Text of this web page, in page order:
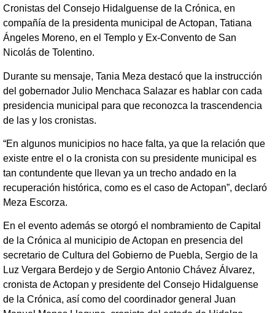
Cronistas del Consejo Hidalguense de la Crónica, en
compañía de la presidenta municipal de Actopan, Tatiana
Ángeles Moreno, en el Templo y Ex-Convento de San
Nicolás de Tolentino.
Durante su mensaje, Tania Meza destacó que la instrucción
del gobernador Julio Menchaca Salazar es hablar con cada
presidencia municipal para que reconozca la trascendencia
de las y los cronistas.
“En algunos municipios no hace falta, ya que la relación que
existe entre el o la cronista con su presidente municipal es
tan contundente que llevan ya un trecho andado en la
recuperación histórica, como es el caso de Actopan”, declaró
Meza Escorza.
En el evento además se otorgó el nombramiento de Capital
de la Crónica al municipio de Actopan en presencia del
secretario de Cultura del Gobierno de Puebla, Sergio de la
Luz Vergara Berdejo y de Sergio Antonio Chávez Álvarez,
cronista de Actopan y presidente del Consejo Hidalguense
de la Crónica, así como del coordinador general Juan